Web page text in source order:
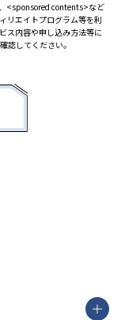
<sponsored contents>など
リエイトプログラム等を利
ス内容や申し込み方法等に
認してください。